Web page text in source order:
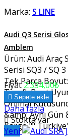
Marka: S LINE
Audi Q3 Serisi
Amblem
Ürün: Audi Araç
Serisi SQ3 / SQ
Tek Parça
Taraflı Bant
Orijinal
&amp; Aynı Gün
Kargo ""
Fiyat2.334,00₺
 Sepete ekle
Daha fazla
Stokta var
Yeni